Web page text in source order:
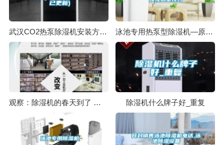
武汉CO2热泵除湿机安装方法(今日新闻-2022已更新) 泳池专用热泵型除湿机—原理及选型技巧
观察：除湿机的春天到了 分品牌还是分渠道 除湿机什么牌子好_重复